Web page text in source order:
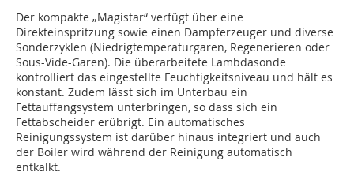
Der kompakte „Magistar“ verfügt über eine
Direkteinspritzung sowie einen Dampferzeuger und diverse
Sonderzyklen (Niedrigtemperaturgaren, Regenerieren oder
Sous-Vide-Garen). Die überarbeitete Lambdasonde
kontrolliert das eingestellte Feuchtigkeitsniveau und hält es
konstant. Zudem lässt sich im Unterbau ein
Fettauffangsystem unterbringen, so dass sich ein
Fettabscheider erübrigt. Ein automatisches
Reinigungssystem ist darüber hinaus integriert und auch
der Boiler wird während der Reinigung automatisch
entkalkt.